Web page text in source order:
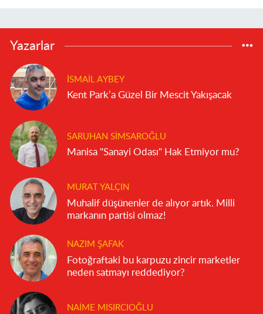
Yazarlar
İSMAIL AYBEY
Kent Park’a Güzel Bir Mescit Yakışacak
SARUHAN SIMSAROĞLU
Manisa "Sanayi Odası" Hak Etmiyor mu?
MURAT YALÇIN
Muhalif düşünenler de alıyor artık. Milli
markanın partisi olmaz!
NAZIM ŞAFAK
Fotoğraftaki bu karpuzu zincir marketler
neden satmayı reddediyor?
NAIME MISIRCIOĞLU